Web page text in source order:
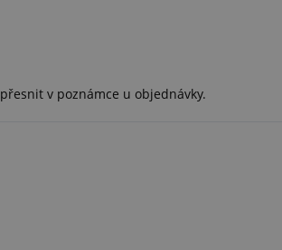
v poznámce u objednávky.